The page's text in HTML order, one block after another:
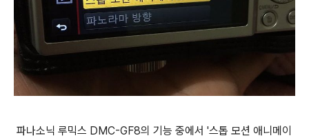
파나소닉 루믹스 DMC-GF8의 기능 중에서 '스톱 모션 애니메이